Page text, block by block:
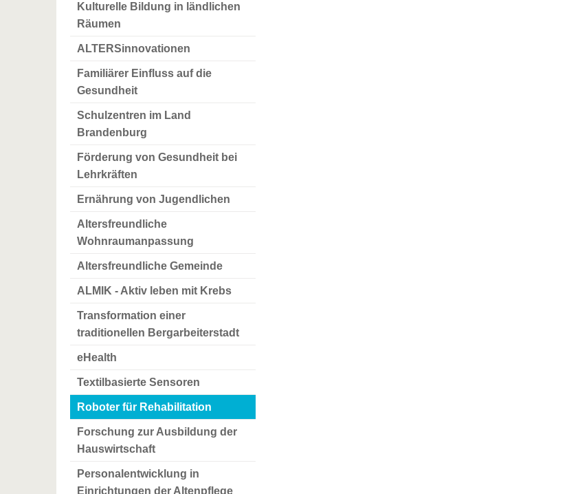
Kulturelle Bildung in ländlichen
Räumen
ALTERSinnovationen
Familiärer Einfluss auf die
Gesundheit
Schulzentren im Land
Brandenburg
Förderung von Gesundheit bei
Lehrkräften
Ernährung von Jugendlichen
Altersfreundliche
Wohnraumanpassung
Altersfreundliche Gemeinde
ALMIK - Aktiv leben mit Krebs
Transformation einer
traditionellen Bergarbeiterstadt
eHealth
Textilbasierte Sensoren
Roboter für Rehabilitation
Forschung zur Ausbildung der
Hauswirtschaft
Personalentwicklung in
Einrichtungen der Altenpflege